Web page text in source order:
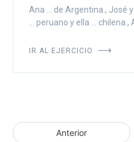
Ana ... de Argentina., José
... peruano y ella ... chilena.,
IR AL EJERCICIO
Anterior